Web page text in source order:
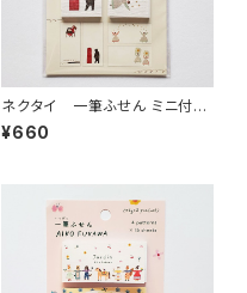
ネクタイ 一筆ふせん ミニ付箋
セット 手紙をかくよ・おはな
¥660